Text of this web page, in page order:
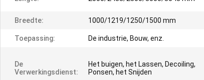
Breedte: 1000/1219/1250/1500 mm
Toepassing: De industrie, Bouw, enz.
De
Verwerkingsdienst:
Het buigen, het Lassen, Decoiling,
Ponsen, het Snijden